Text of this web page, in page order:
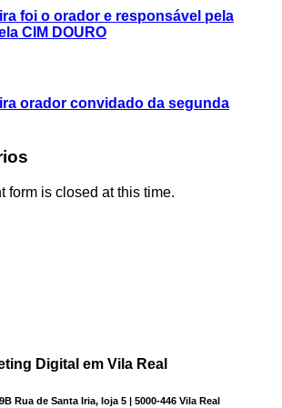
foi o orador e responsável pela
CIM DOURO
orador convidado da segunda
form is closed at this time.
Digital em Vila Real
Rua de Santa Iria, loja 5 | 5000-446 Vila Real